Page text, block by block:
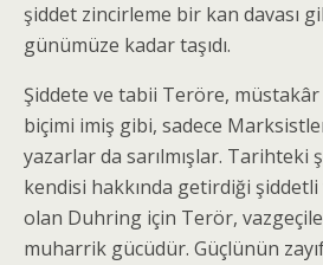
şiddet zincirleme bir kan davası
günümüze kadar taşıdı.
Şiddete ve tabii Teröre,
biçimi imiş gibi, sadece
yazarlar da sarılmışlar. Tarihteki
kendisi hakkında getirdiği
olan Duhring için Terör,
muharrik gücüdür. Güçlünün